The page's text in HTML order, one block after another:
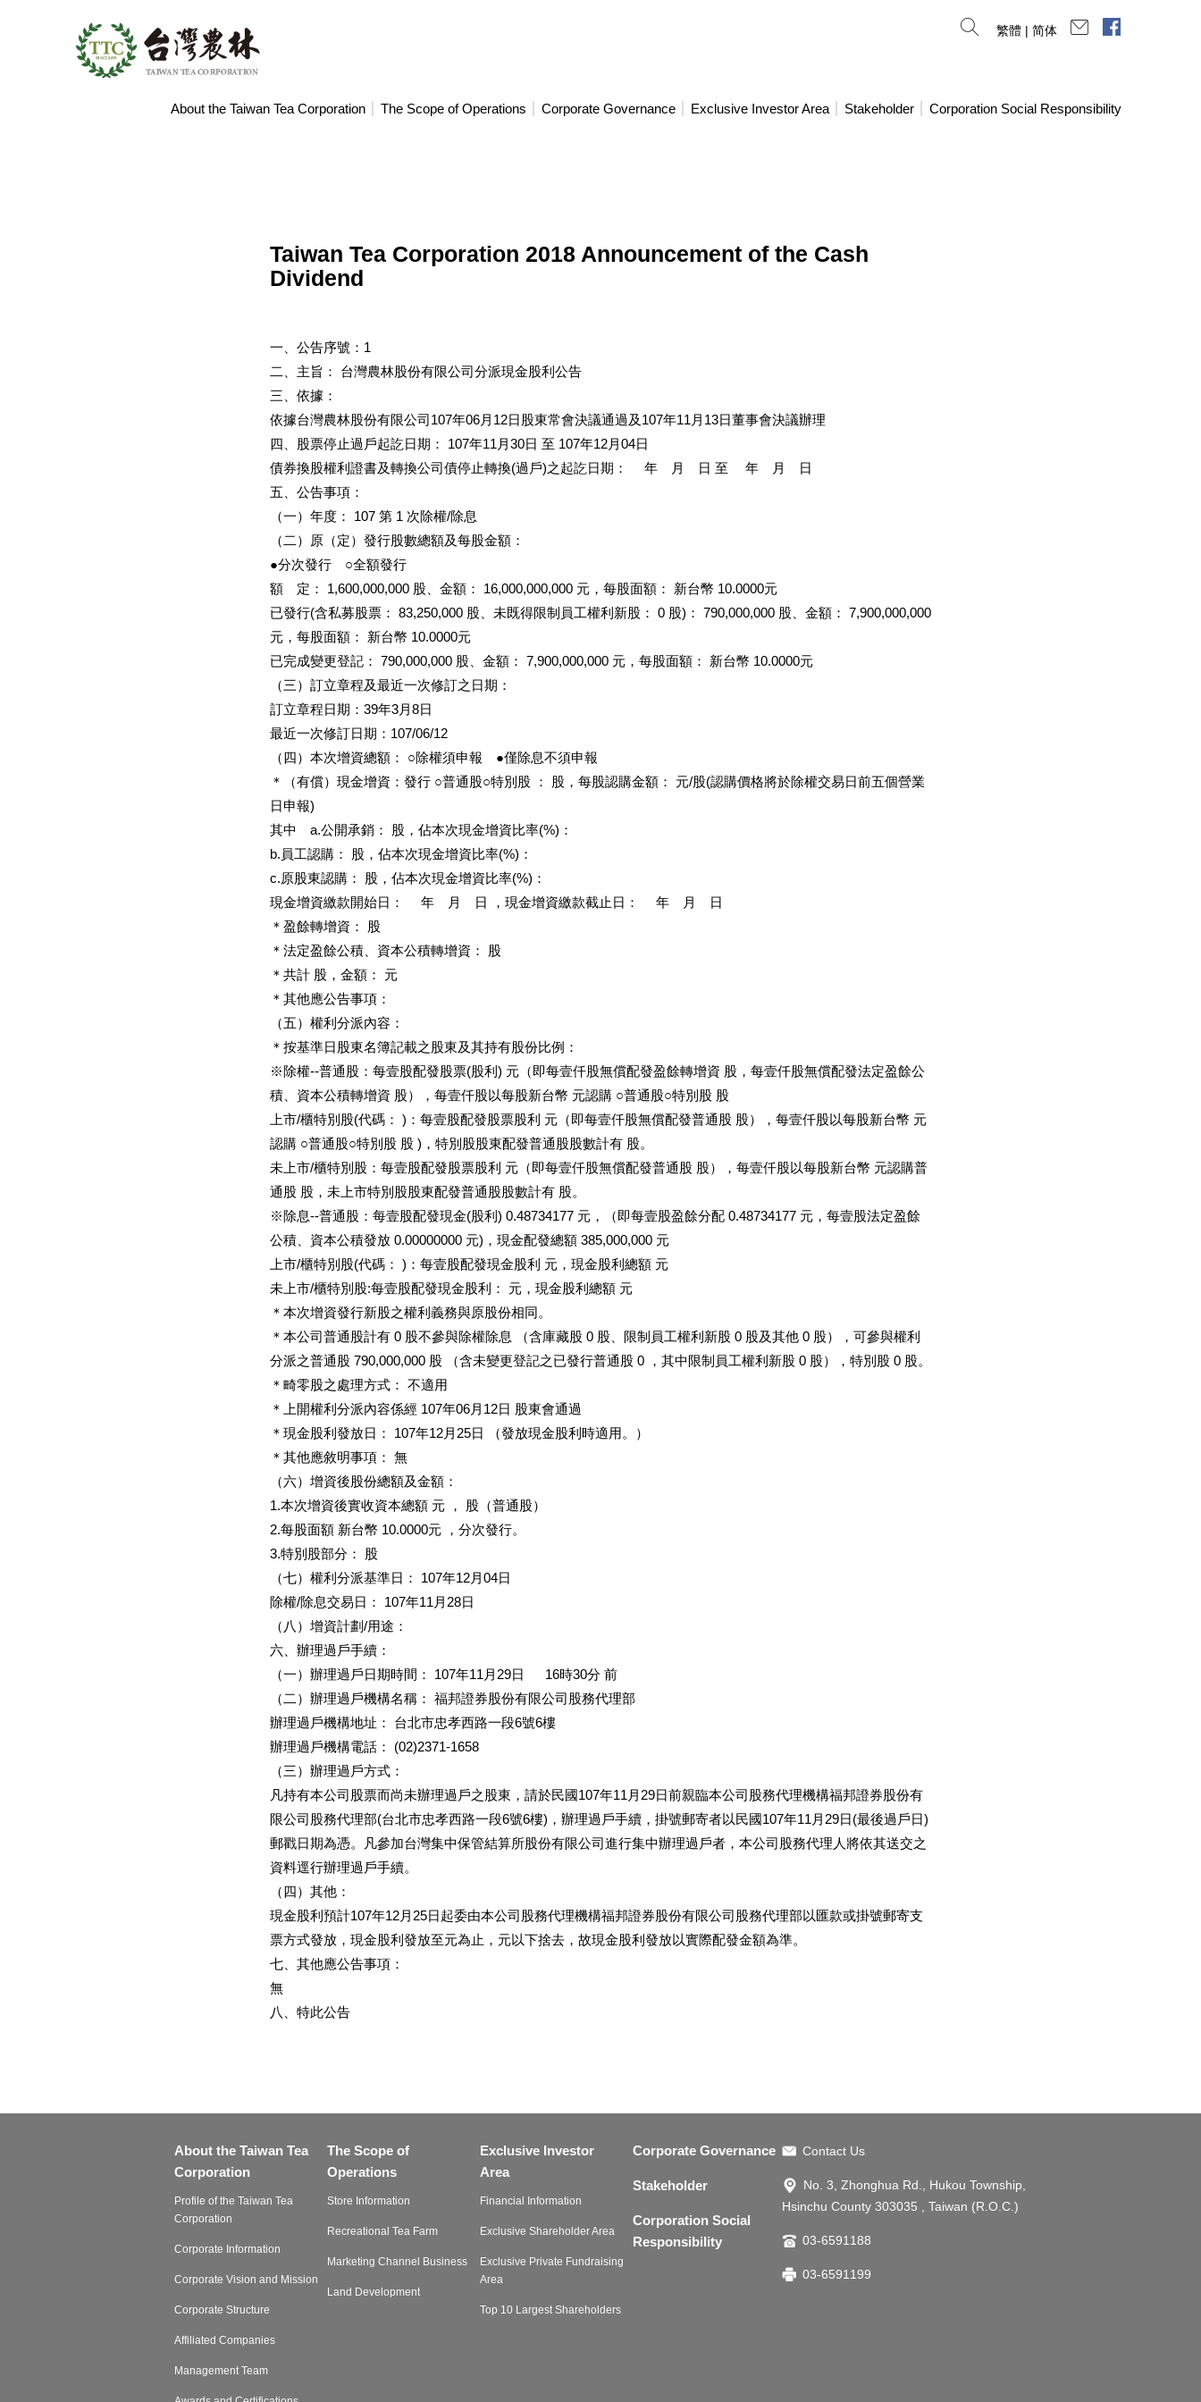
About the Taiwan Tea Corporation The Scope of Operations Corporate Governance Exclusive Investor Area Stakeholder Corporation Social Responsibility
Search 繁體 | 简体
Contact Us
Facebook
Taiwan Tea Corporation 2018 Announcement of the Cash
Dividend
一、公告序號：1
二、主旨： 台灣農林股份有限公司分派現金股利公告
三、依據：
依據台灣農林股份有限公司107年06月12日股東常會決議通過及107年11月13日董事會決議辦理
四、股票停止過戶起訖日期： 107年11月30日 至 107年12月04日
債券換股權利證書及轉換公司債停止轉換(過戶)之起訖日期： 年 月 日 至 年 月 日
五、公告事項：
（一）年度： 107 第 1 次除權/除息
（二）原（定）發行股數總額及每股金額：
●分次發行 ○全額發行
額 定： 1,600,000,000 股、金額： 16,000,000,000 元，每股面額： 新台幣 10.0000元
已發行(含私募股票： 83,250,000 股、未既得限制員工權利新股： 0 股)： 790,000,000 股、金額： 7,900,000,000
元，每股面額： 新台幣 10.0000元
已完成變更登記： 790,000,000 股、金額： 7,900,000,000 元，每股面額： 新台幣 10.0000元
（三）訂立章程及最近一次修訂之日期：
訂立章程日期：39年3月8日
最近一次修訂日期：107/06/12
（四）本次增資總額： ○除權須申報 ●僅除息不須申報
＊（有償）現金增資：發行 ○普通股○特別股 ： 股，每股認購金額： 元/股(認購價格將於除權交易日前五個營業
日申報)
其中 a.公開承銷： 股，佔本次現金增資比率(%)：
b.員工認購： 股，佔本次現金增資比率(%)：
c.原股東認購： 股，佔本次現金增資比率(%)：
現金增資繳款開始日： 年 月 日 ，現金增資繳款截止日： 年 月 日
＊盈餘轉增資： 股
＊法定盈餘公積、資本公積轉增資： 股
＊共計 股，金額： 元
＊其他應公告事項：
（五）權利分派內容：
＊按基準日股東名簿記載之股東及其持有股份比例：
※除權--普通股：每壹股配發股票(股利) 元（即每壹仟股無償配發盈餘轉增資 股，每壹仟股無償配發法定盈餘公
積、資本公積轉增資 股），每壹仟股以每股新台幣 元認購 ○普通股○特別股 股
上市/櫃特別股(代碼： )：每壹股配發股票股利 元（即每壹仟股無償配發普通股 股），每壹仟股以每股新台幣 元
認購 ○普通股○特別股 股 )，特別股股東配發普通股股數計有 股。
未上市/櫃特別股：每壹股配發股票股利 元（即每壹仟股無償配發普通股 股），每壹仟股以每股新台幣 元認購普
通股 股，未上市特別股股東配發普通股股數計有 股。
※除息--普通股：每壹股配發現金(股利) 0.48734177 元，（即每壹股盈餘分配 0.48734177 元，每壹股法定盈餘
公積、資本公積發放 0.00000000 元)，現金配發總額 385,000,000 元
上市/櫃特別股(代碼： )：每壹股配發現金股利 元，現金股利總額 元
未上市/櫃特別股:每壹股配發現金股利： 元，現金股利總額 元
＊本次增資發行新股之權利義務與原股份相同。
＊本公司普通股計有 0 股不參與除權除息 （含庫藏股 0 股、限制員工權利新股 0 股及其他 0 股），可參與權利
分派之普通股 790,000,000 股 （含未變更登記之已發行普通股 0 ，其中限制員工權利新股 0 股），特別股 0 股。
＊畸零股之處理方式： 不適用
＊上開權利分派內容係經 107年06月12日 股東會通過
＊現金股利發放日： 107年12月25日 （發放現金股利時適用。）
＊其他應敘明事項： 無
（六）增資後股份總額及金額：
1.本次增資後實收資本總額 元 ， 股（普通股）
2.每股面額 新台幣 10.0000元 ，分次發行。
3.特別股部分： 股
（七）權利分派基準日： 107年12月04日
除權/除息交易日： 107年11月28日
（八）增資計劃/用途：
六、辦理過戶手續：
（一）辦理過戶日期時間： 107年11月29日 16時30分 前
（二）辦理過戶機構名稱： 福邦證券股份有限公司股務代理部
辦理過戶機構地址： 台北市忠孝西路一段6號6樓
辦理過戶機構電話： (02)2371-1658
（三）辦理過戶方式：
凡持有本公司股票而尚未辦理過戶之股東，請於民國107年11月29日前親臨本公司股務代理機構福邦證券股份有
限公司股務代理部(台北市忠孝西路一段6號6樓)，辦理過戶手續，掛號郵寄者以民國107年11月29日(最後過戶日)
郵戳日期為憑。凡參加台灣集中保管結算所股份有限公司進行集中辦理過戶者，本公司股務代理人將依其送交之
資料逕行辦理過戶手續。
（四）其他：
現金股利預計107年12月25日起委由本公司股務代理機構福邦證券股份有限公司股務代理部以匯款或掛號郵寄支
票方式發放，現金股利發放至元為止，元以下捨去，故現金股利發放以實際配發金額為準。
七、其他應公告事項：
無
八、特此公告
About the Taiwan Tea
Corporation
Profile of the Taiwan Tea
Corporation
Corporate Information
Corporate Vision and Mission
Corporate Structure
Affiliated Companies
Management Team
The Scope of
Operations
Store Information
Recreational Tea Farm
Marketing Channel Business
Land Development
Exclusive Investor
Area
Financial Information
Exclusive Shareholder Area
Exclusive Private Fundraising
Area
Top 10 Largest Shareholders
Corporate Governance
Stakeholder
Corporation Social
Responsibility
Contact Us
No. 3, Zhonghua Rd., Hukou Township,
Hsinchu County 303035 , Taiwan (R.O.C.)
03-6591188
03-6591199